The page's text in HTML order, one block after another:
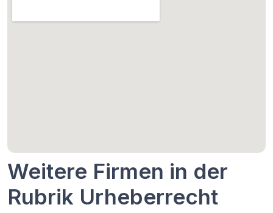
Weitere Firmen in der
Rubrik Urheberrecht